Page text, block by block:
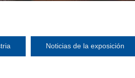
Noticias de la exposición